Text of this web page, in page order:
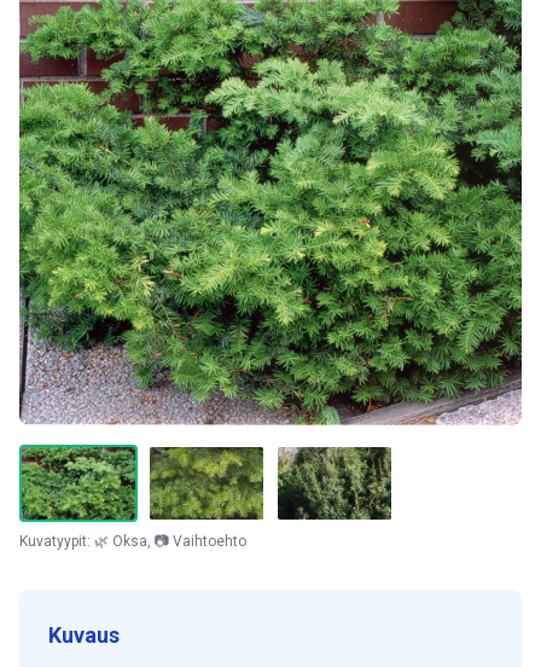
Kuvatyypit: 🌿 Oksa, 📷 Vaihtoehto
Kuvaus